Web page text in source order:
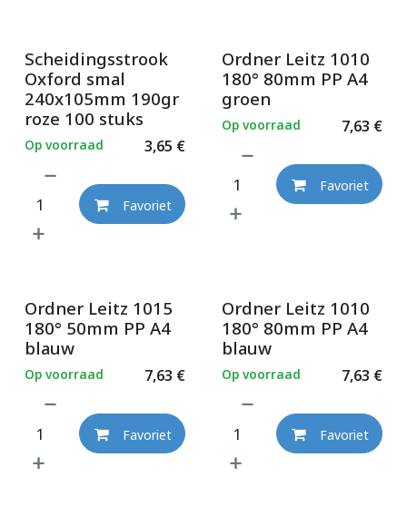
Scheidingsstrook
Oxford smal
240x105mm 190gr
roze 100 stuks
3,65 €
Op voorraad
Favoriet
Ordner Leitz 1010
180° 80mm PP A4
groen
7,63 €
Op voorraad
Favoriet
Ordner Leitz 1015
180° 50mm PP A4
blauw
7,63 €
Op voorraad
Favoriet
Ordner Leitz 1010
180° 80mm PP A4
blauw
7,63 €
Op voorraad
Favoriet